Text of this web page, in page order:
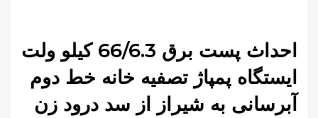
احداث پست برق 66/6.3 کیلو ولت
ایستگاه پمپاژ تصفیه خانه خط دوم
آبرسانی به شیراز از سد درود زن